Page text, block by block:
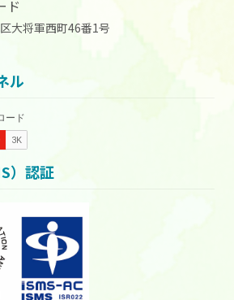
ド
大将軍西町46番1号
ル
）認証